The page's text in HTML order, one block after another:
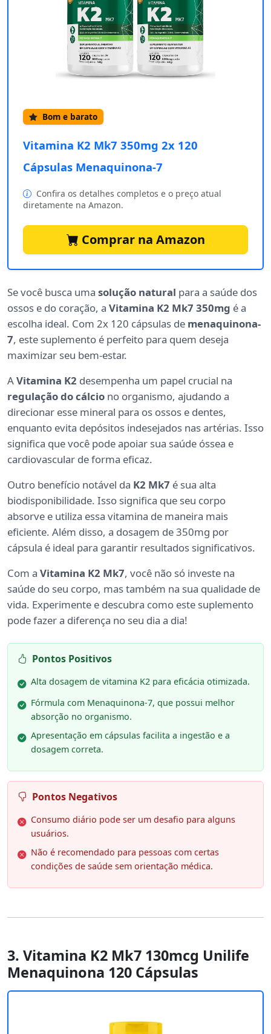
Bom e barato
Vitamina K2 Mk7 350mg 2x 120
Cápsulas Menaquinona-7
Confira os detalhes completos e o preço atual
diretamente na Amazon.
Comprar na Amazon
Se você busca uma solução natural para a saúde dos
ossos e do coração, a Vitamina K2 Mk7 350mg é a
escolha ideal. Com 2x 120 cápsulas de menaquinona-
7, este suplemento é perfeito para quem deseja
maximizar seu bem-estar.
AVitamina K2 desempenha um papel crucial na
regulação do cálcio no organismo, ajudando a
direcionar esse mineral para os ossos e dentes,
enquanto evita depósitos indesejados nas artérias. Isso
significa que você pode apoiar sua saúde óssea e
cardiovascular de forma eficaz.
Outro benefício notável da K2 Mk7 é sua alta
biodisponibilidade. Isso significa que seu corpo
absorve e utiliza essa vitamina de maneira mais
eficiente. Além disso, a dosagem de 350mg por
cápsula é ideal para garantir resultados significativos.
Com a Vitamina K2 Mk7, você não só investe na
saúde do seu corpo, mas também na sua qualidade de
vida. Experimente e descubra como este suplemento
pode fazer a diferença no seu dia a dia!
Pontos Positivos
Alta dosagem de vitamina K2 para eficácia otimizada.
Fórmula com Menaquinona-7, que possui melhor
absorção no organismo.
Apresentação em cápsulas facilita a ingestão e a
dosagem correta.
Pontos Negativos
Consumo diário pode ser um desafio para alguns
usuários.
Não é recomendado para pessoas com certas
condições de saúde sem orientação médica.
3. Vitamina K2 Mk7 130mcg Unilife
Menaquinona 120 Cápsulas